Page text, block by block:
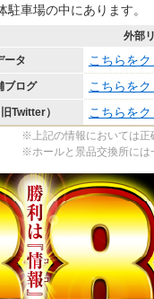
駐車場の中にあります。
外部
ータ
こちらをク
ブログ こちらをク
Twitter） こちらをク
※上記の情報においては正
※ホールと景品交換所には